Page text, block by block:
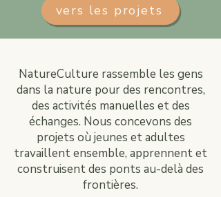
vers les projets
NatureCulture rassemble les gens
dans la nature pour des rencontres,
des activités manuelles et des
échanges. Nous concevons des
projets où jeunes et adultes
travaillent ensemble, apprennent et
construisent des ponts au-delà des
frontières.